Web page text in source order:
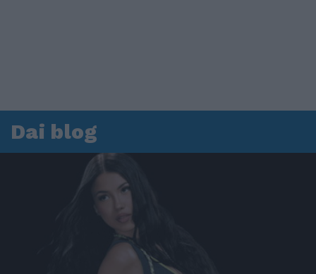
Dai blog